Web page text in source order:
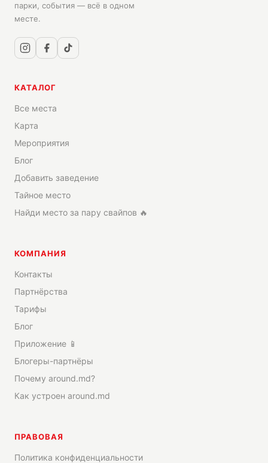
парки, события — всё в одном
месте.
КАТАЛОГ
Все места
Карта
Мероприятия
Блог
Добавить заведение
Тайное место
Найди место за пару свайпов 🔥
КОМПАНИЯ
Контакты
Партнёрства
Тарифы
Блог
Приложение 📱
Блогеры-партнёры
Почему around.md?
Как устроен around.md
ПРАВОВАЯ
Политика конфиденциальности